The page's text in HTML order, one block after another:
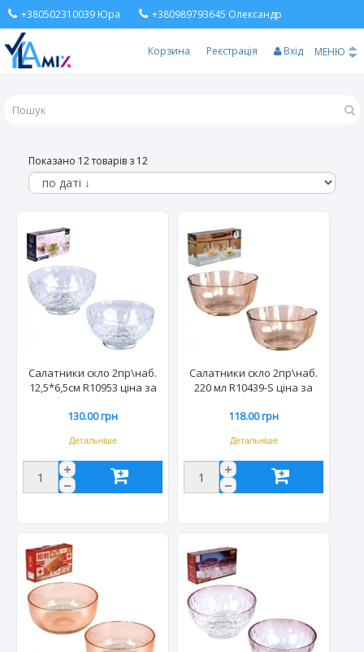
+380502310039 Юра +380989793645 Олександр
Корзина Реєстрація Вхід МЕНЮ
Показано 12 товарів з 12
Салатники скло 2пр\наб.
12,5*6,5см R10953 ціна за
наб. (36наб/ящ) 1780
130.00 грн
Детальніше
Салатники скло 2пр\наб.
220 мл R10439-S ціна за
наб. (48наб/ящ) 2497/1213
118.00 грн
Детальніше